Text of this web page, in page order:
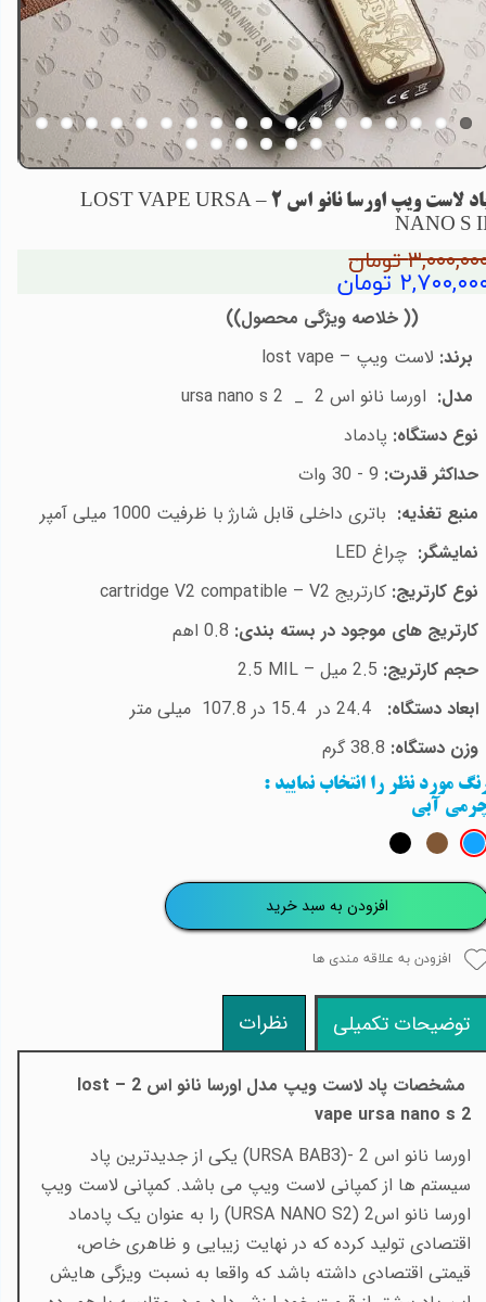
پاد لاست ویپ اورسا نانو اس 2 – LOST VAPE URSA
NANO S
تومان
تومان
خلاصه ویژگی محصول))
برند: لاست ویپ –
lost vape
مدل: اورسا نانو اس 2 _
ursa nano s 2
دستگاه: پادماد
حداکثر قدرت:
منبع تغذیه: باتری داخلی قابل شارژ با ظرفیت 1000 میلی آمپر
نمایشگر: چراغ LED
کارتریج: کارتریج V2
–
cartridge V2 compatible
کارتریج های موجود در بسته بندی:
حجم کارتریج:
2.5 MIL
دستگاه:
دستگاه:
مورد نظر را انتخاب نمایید :
آبی
افزودن به سبد خرید
افزودن به علاقه مندی ها
توضیحات تکمیلی نظرات
مشخصات پاد لاست ویپ مدل اورسا نانو اس 2 –
lost
vape ursa nano s 2
اورسا نانو اس 2
(URSA BAB3)-یکی از جدیدترین پاد
سیستم ها از کمپانی لاست ویپ می باشد. کمپانی لاست ویپ
اورسا نانو اس2 (
URSA NANO S2) را به عنوان یک پادماد
اقتصادی تولید کرده که در نهایت زیبایی و ظاهری خاص،
قیمتی اقتصادی داشته باشد که واقعا به نسبت ویزگی هایش